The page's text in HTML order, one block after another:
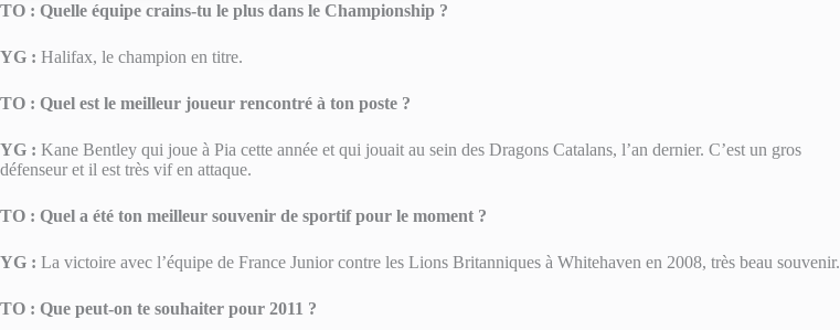
TO : Quelle équipe crains-tu le plus dans le Championship ?
YG : Halifax, le champion en titre.
TO : Quel est le meilleur joueur rencontré à ton poste ?
YG : Kane Bentley qui joue à Pia cette année et qui jouait au sein des Dragons Catalans, l’an dernier. C’est un gros
défenseur et il est très vif en attaque.
TO : Quel a été ton meilleur souvenir de sportif pour le moment ?
YG : La victoire avec l’équipe de France Junior contre les Lions Britanniques à Whitehaven en 2008, très beau souvenir.
TO : Que peut-on te souhaiter pour 2011 ?